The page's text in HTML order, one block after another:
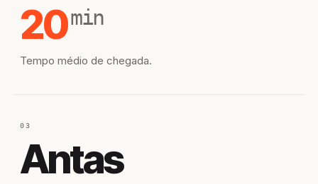
20min
Tempo médio de chegada.
03
Antas